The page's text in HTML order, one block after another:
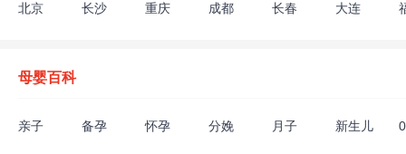
北京 长沙 重庆 成都 长春 大连
母婴百科
亲子 备孕 怀孕 分娩 月子 新生儿